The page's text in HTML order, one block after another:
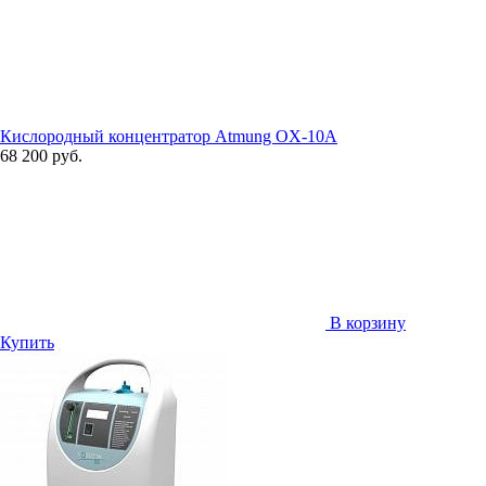
Кислородный концентратор Atmung OX-10A
68 200 руб.
В корзину
Купить